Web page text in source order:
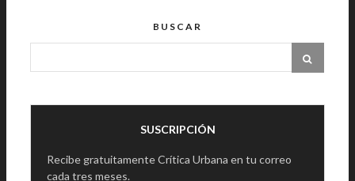
BUSCAR
SUSCRIPCIÓN
Recibe gratuitamente Crítica Urbana en tu correo
cada tres meses.